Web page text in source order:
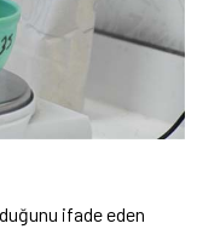
ifade eden